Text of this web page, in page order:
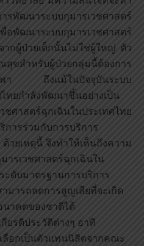
พัฒนาระบบกุมารเวชศาสตร์
พัฒนาระบบกุมารเวชศาสตร์
ากผู้ป่วยเด็กนั้นไม่ใช่ผู้ใหญ่ ตัว
สุขสำหรับผู้ป่วยกลุ่มนี้ต้องการ
ฉพา ถึงแม้ในปัจจุบันระบบ
ทยกำลังพัฒนาขึ้นอย่างเป็น
ศาสตร์ฉุกเฉินในประเทศไทย
การร่วมกับการบริการ
วยเหตุนี้ จึงทำให้เห็นถึงความ
รเวชศาสตร์ฉุกเฉินใน
ะดับมาตรฐานการบริการ
มารถลดการสูญเสียที่จะเกิด
าคตของชาติได้
รติประวัติต่างๆ อาทิ
อกเป็นตัวแทนนิสิตจากคณะ